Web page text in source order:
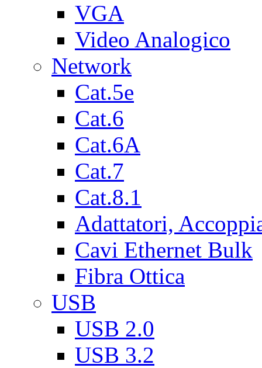
VGA
Video Analogico
Network
Cat.5e
Cat.6
Cat.6A
Cat.7
Cat.8.1
Adattatori,
Cavi Ethernet Bulk
Fibra Ottica
USB
USB 2.0
USB 3.2